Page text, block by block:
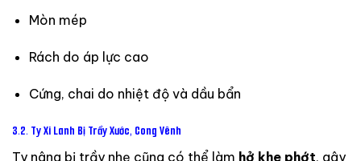
Mòn mép
Rách do áp lực cao
Cứng, chai do nhiệt độ và dầu bẩn
3.2. TyXi Lanh Bị TrầyXước, Cong Vênh
Ty nâng bị trầy nhẹ cũng có thể làm hở khe phớt, gây